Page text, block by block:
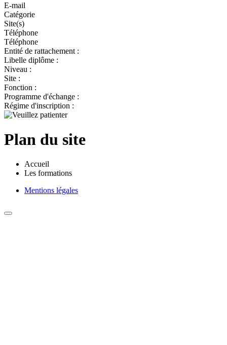
E-mail
Catégorie
Site(s)
Téléphone
Téléphone
Entité de rattachement :
Libelle diplôme :
Niveau :
Site :
Fonction :
Programme d'échange :
Régime d'inscription :
Plan du site
Accueil
Les formations
Mentions légales